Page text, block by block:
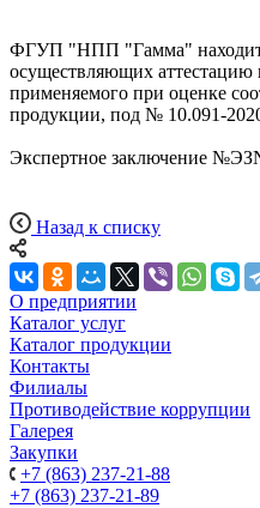
ФГУП "НПП "Гамма"
осуществляющих аттестацию
применяемого при оценке
продукции, под № 10.091-
Экспертное заключение
Назад к списку
О предприятии
Каталог услуг
Каталог продукции
Контакты
Филиалы
Противодействие коррупции
Галерея
Закупки
+7 (863) 237-21-88
+7 (863) 237-21-89